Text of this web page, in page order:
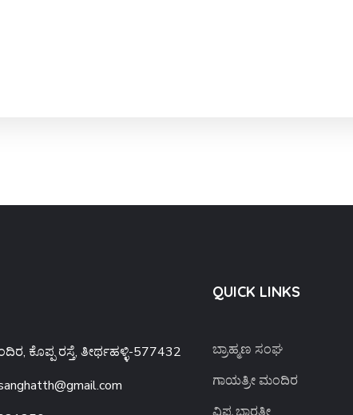
ಕೊಪ್ಪ ರಸ್ತೆ, ತೀರ್ಥಹಳ್ಳಿ-577432
QUICK LINKS
ಬ್ರಾಹ್ಮಣ ಸಂಘ
ಗಾಯತ್ರೀ ಮಂದಿರ